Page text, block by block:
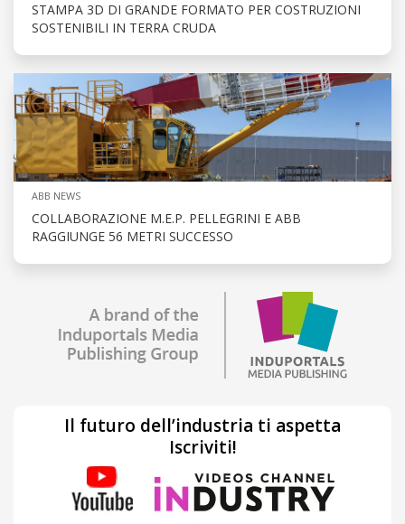
STAMPA 3D DI GRANDE FORMATO PER COSTRUZIONI
SOSTENIBILI IN TERRA CRUDA
ABB NEWS
COLLABORAZIONE M.E.P. PELLEGRINI E ABB
RAGGIUNGE 56 METRI SUCCESSO
Il futuro dell’industria ti aspetta
Iscriviti!